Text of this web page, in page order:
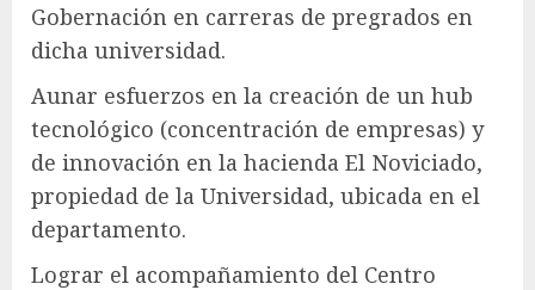
Gobernación en carreras de pregrados en
dicha universidad.
Aunar esfuerzos en la creación de un hub
tecnológico (concentración de empresas) y
de innovación en la hacienda El Noviciado,
propiedad de la Universidad, ubicada en el
departamento.
Lograr el acompañamiento del Centro